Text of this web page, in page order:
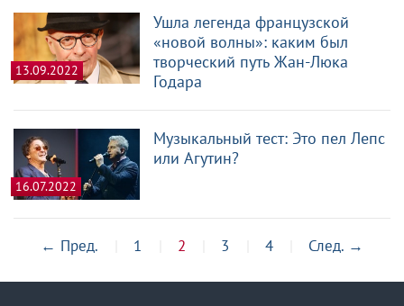
13.09.2022
Ушла легенда французской
«новой волны»: каким был
творческий путь Жан-Люка
Годара
16.07.2022
Музыкальный тест: Это пел Лепс
или Агутин?
← Пред. 1 2 3 4 След. →